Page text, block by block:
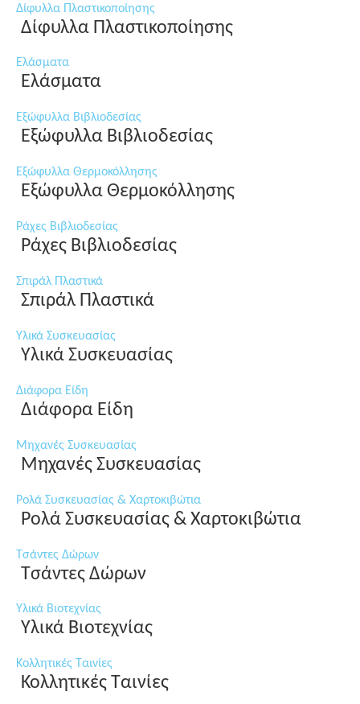
Δίφυλλα Πλαστικοποίησης
Δίφυλλα Πλαστικοποίησης
Ελάσματα
Ελάσματα
Εξώφυλλα Βιβλιοδεσίας
Εξώφυλλα Βιβλιοδεσίας
Εξώφυλλα Θερμοκόλλησης
Εξώφυλλα Θερμοκόλλησης
Ράχες Βιβλιοδεσίας
Ράχες Βιβλιοδεσίας
Σπιράλ Πλαστικά
Σπιράλ Πλαστικά
Υλικά Συσκευασίας
Υλικά Συσκευασίας
Διάφορα Είδη
Διάφορα Είδη
Μηχανές Συσκευασίας
Μηχανές Συσκευασίας
Ρολά Συσκευασίας & Χαρτοκιβώτια
Ρολά Συσκευασίας & Χαρτοκιβώτια
Τσάντες Δώρων
Τσάντες Δώρων
Υλικά Βιοτεχνίας
Υλικά Βιοτεχνίας
Κολλητικές Ταινίες
Κολλητικές Ταινίες